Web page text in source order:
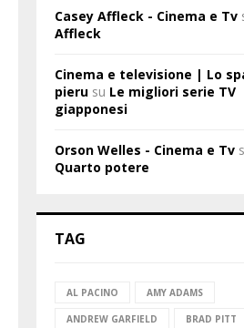
Casey Affleck - Cinema e Tv
Affleck
Cinema e televisione | Lo
pieru su Le migliori serie TV
giapponesi
Orson Welles - Cinema e Tv
Quarto potere
TAG
AL PACINO AMY ADAMS
ANDREW GARFIELD BRAD PITT